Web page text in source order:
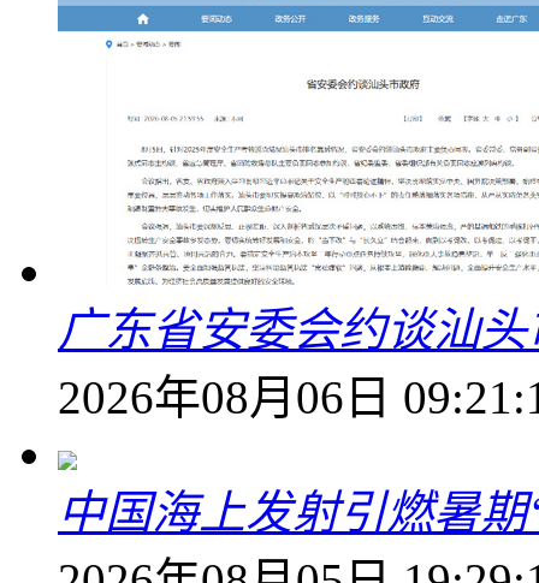
广东省安委会约谈汕
2026年08月06日
中国海上发射引燃暑